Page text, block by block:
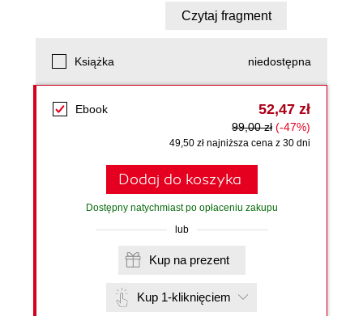
Czytaj fragment
Książka niedostępna
Ebook 52,47 zł
99,00 zł (-47%)
49,50 zł najniższa cena z 30 dni
Dodaj do koszyka
Dostępny natychmiast po opłaceniu zakupu
lub
Kup na prezent
Kup 1-kliknięciem